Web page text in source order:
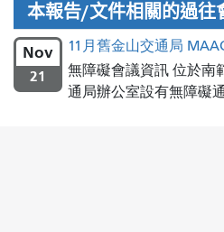
本報告/文件相關的過往
Nov
21
11月舊金山交通局
無障礙會議資訊 位於南
通局辦公室設有無障礙